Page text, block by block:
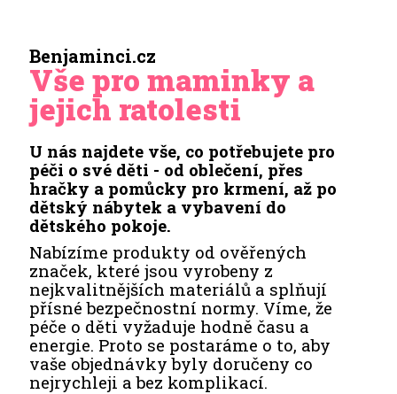
Benjaminci.cz
Vše pro maminky a
jejich ratolesti
U nás najdete vše, co potřebujete pro
péči o své děti - od oblečení, přes
hračky a pomůcky pro krmení, až po
dětský nábytek a vybavení do
dětského pokoje.
Nabízíme produkty od ověřených
značek, které jsou vyrobeny z
nejkvalitnějších materiálů a splňují
přísné bezpečnostní normy. Víme, že
péče o děti vyžaduje hodně času a
energie. Proto se postaráme o to, aby
vaše objednávky byly doručeny co
nejrychleji a bez komplikací.